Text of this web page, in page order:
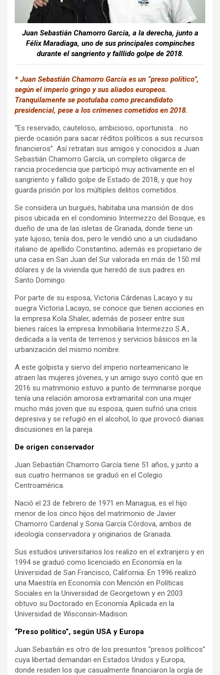
Juan Sebastián Chamorro García, a la derecha, junto a
Félix Maradiaga, uno de sus principales compinches
durante el sangriento y falllido golpe de 2018.
* Juan Sebastián Chamorro García es un “preso político”,
según el imperio gringo y sus aliados europeos.
Tranquilamente se postulaba como precandidato
presidencial, pese a los crímenes cometidos en 2018.
“Es reservado, cauteloso, ambicioso, oportunista… no
pierde ocasión para sacar réditos políticos a sus recursos
financieros”. Así retratan sus amigos y conocidos a Juan
Sebastián Chamorro García, un completo oligarca de
rancia procedencia que participó muy activamente en el
sangriento y fallido golpe de Estado de 2018, y que hoy
guarda prisión por los múltiples delitos cometidos.
Se considera un burgués, habitaba una mansión de dos
pisos ubicada en el condominio Intermezzo del Bosque, es
dueño de una de las isletas de Granada, donde tiene un
yate lujoso, tenía dos, pero le vendió uno a un ciudadano
italiano de apellido Constantino; además es propietario de
una casa en San Juan del Sur valorada en más de 150 mil
dólares y de la vivienda que heredó de sus padres en
Santo Domingo.
Por parte de su esposa, Victoria Cárdenas Lacayo y su
suegra Victoria Lacayo, se conoce que tienen acciones en
la empresa Kola Shaler, además de poseer entre sus
bienes raíces la empresa Inmobiliaria Intermezzo S.A.,
dedicada a la venta de terrenos y servicios básicos en la
urbanización del mismo nombre.
A este golpista y siervo del imperio norteamericano le
atraen las mujeres jóvenes, y un amigo suyo contó que en
2016 su matrimonio estuvo a punto de terminarse porque
tenía una relación amorosa extramarital con una mujer
mucho más joven que su esposa, quien sufrió una crisis
depresiva y se refugió en el alcohol, lo que provocó diarias
discusiones en la pareja.
De origen conservador
Juan Sebastián Chamorro García tiene 51 años, y junto a
sus cuatro hermanos se graduó en el Colegio
Centroamérica.
Nació el 23 de febrero de 1971 en Managua, es el hijo
menor de los cinco hijos del matrimonio de Javier
Chamorro Cardenal y Sonia García Córdova, ambos de
ideología conservadora y originarios de Granada.
Sus estudios universitarios los realizo en el extranjero y en
1994 se graduó como licenciado en Economía en la
Universidad de San Francisco, California. En 1996 realizó
una Maestría en Economía con Mención en Políticas
Sociales en la Universidad de Georgetown y en 2003
obtuvo su Doctorado en Economía Aplicada en la
Universidad de Wisconsin-Madison.
“Preso político”, según USA y Europa
Juan Sebastián es otro de los presuntos “presos políticos”
cuya libertad demandan en Estados Unidos y Europa,
donde residen los que casualmente financiaron la orgía de